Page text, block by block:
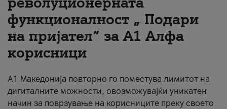
За нас
#ПодобарОнлајн
функционалност „ Подари
на пријател“ за А1 Алфа
корисници
А1 Македонија повторно го поместува лимитот на
дигиталните можности, овозможувајќи уникатен
начин за поврзување на корисниците преку своето